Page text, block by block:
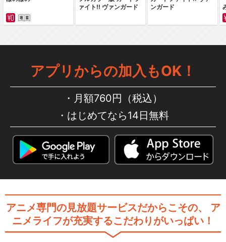
ァイト‼ ヴァンガード
ンガード
アプリからの加入もOK！
月額760円（税込）
はじめてなら14日無料
アニメ専門の見放題サービスだからこその、
ア
ニメライフが充実するこだわりがいっぱい！